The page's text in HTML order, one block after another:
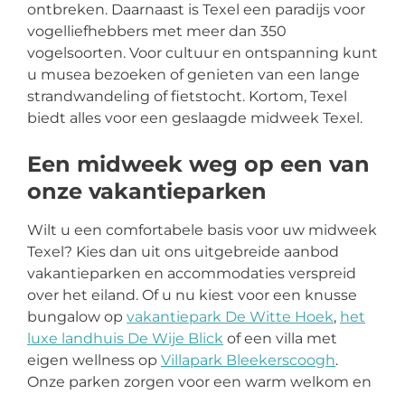
ontbreken. Daarnaast is Texel een paradijs voor
vogelliefhebbers met meer dan 350
vogelsoorten. Voor cultuur en ontspanning kunt
u musea bezoeken of genieten van een lange
strandwandeling of fietstocht. Kortom, Texel
biedt alles voor een geslaagde midweek Texel.
Een midweek weg op een van
onze vakantieparken
Wilt u een comfortabele basis voor uw midweek
Texel? Kies dan uit ons uitgebreide aanbod
vakantieparken en accommodaties verspreid
over het eiland. Of u nu kiest voor een knusse
bungalow op vakantiepark De Witte Hoek, het
luxe landhuis De Wije Blick of een villa met
eigen wellness op Villapark Bleekerscoogh.
Onze parken zorgen voor een warm welkom en